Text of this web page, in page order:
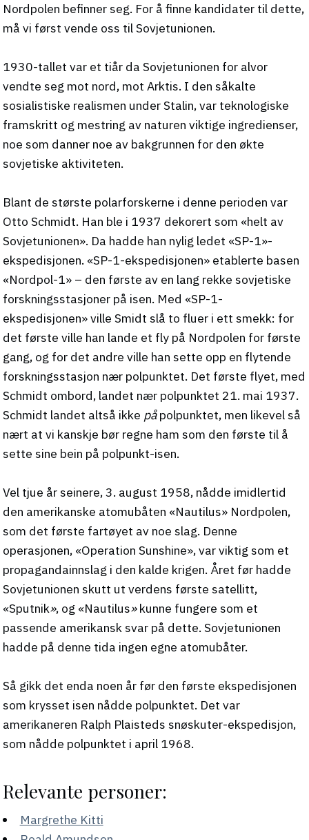
Nordpolen befinner seg. For å finne kandidater til dette,
må vi først vende oss til Sovjetunionen.
1930-tallet var et tiår da Sovjetunionen for alvor
vendte seg mot nord, mot Arktis. I den såkalte
sosialistiske realismen under Stalin, var teknologiske
framskritt og mestring av naturen viktige ingredienser,
noe som danner noe av bakgrunnen for den økte
sovjetiske aktiviteten.
Blant de største polarforskerne i denne perioden var
Otto Schmidt. Han ble i 1937 dekorert som «helt av
Sovjetunionen». Da hadde han nylig ledet «SP-1»-
ekspedisjonen. «SP-1-ekspedisjonen» etablerte basen
«Nordpol-1» – den første av en lang rekke sovjetiske
forskningsstasjoner på isen. Med «SP-1-
ekspedisjonen» ville Smidt slå to fluer i ett smekk: for
det første ville han lande et fly på Nordpolen for første
gang, og for det andre ville han sette opp en flytende
forskningsstasjon nær polpunktet. Det første flyet, med
Schmidt ombord, landet nær polpunktet 21. mai 1937.
Schmidt landet altså ikke påpolpunktet, men likevel så
nært at vi kanskje bør regne ham som den første til å
sette sine bein på polpunkt-isen.
Vel tjue år seinere, 3. august 1958, nådde imidlertid
den amerikanske atomubåten «Nautilus» Nordpolen,
som det første fartøyet av noe slag. Denne
operasjonen, «Operation Sunshine», var viktig som et
propagandainnslag i den kalde krigen. Året før hadde
Sovjetunionen skutt ut verdens første satellitt,
«Sputnik», og «Nautilus»kunne fungere som et
passende amerikansk svar på dette. Sovjetunionen
hadde på denne tida ingen egne atomubåter.
Så gikk det enda noen år før den første ekspedisjonen
som krysset isen nådde polpunktet. Det var
amerikaneren Ralph Plaisteds snøskuter-ekspedisjon,
som nådde polpunktet i april 1968.
Relevante personer:
Margrethe Kitti